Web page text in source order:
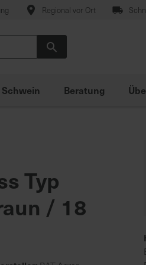
Regional vor Ort
Schwein Beratung
Typ
/ 18